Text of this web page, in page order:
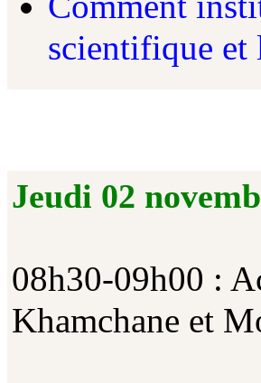
scientifique et
Jeudi 02
08h30-09h00 :
Khamchane et